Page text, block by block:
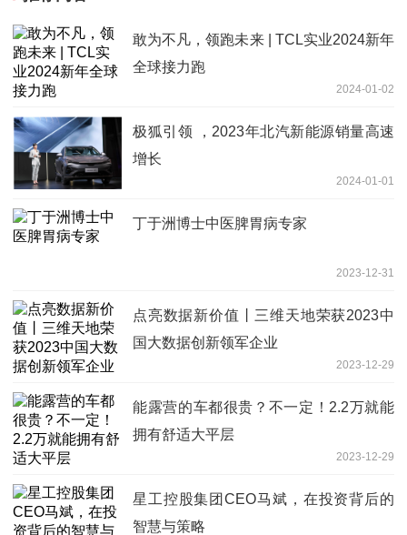
敢为不凡，领跑未来 | TCL实业2024新年
全球接力跑
2024-01-02
极狐引领 ，2023年北汽新能源销量高速
增长
2024-01-01
丁于洲博士中医脾胃病专家
2023-12-31
点亮数据新价值丨三维天地荣获2023中
国大数据创新领军企业
2023-12-29
能露营的车都很贵？不一定！2.2万就能
拥有舒适大平层
2023-12-29
星工控股集团CEO马斌，在投资背后的
智慧与策略